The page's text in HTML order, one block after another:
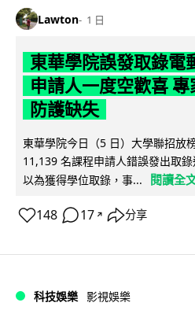
Lawton 1 日
東華學院誤發取錄電
申請人一度空歡喜
防護缺失
東華學院今日（5 日）大學聯招放
11,139 名課程申請人錯誤發出取
以為獲得學位取錄，事...
閱讀全
148 17 ↗ 分享
科技娛樂 影視娛樂